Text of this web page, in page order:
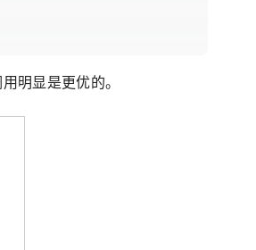
明显是更优的。